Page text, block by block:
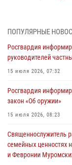
торжественных
Воздушно-десантных
02 августа 2026, 11:46
Мероприятия в
продолжаются в
31 июля 2026, 11:08
В Ивановской
подозреваемые в
30 июля 2026, 12:41
ПОПУЛЯРНЫЕ
Росгвардия
руководителей
15 июля 2026, 07:32
Росгвардия
закон «Об оружии»
15 июля 2026, 08:23
Священнослужитель
семейных ценностях
и Февронии